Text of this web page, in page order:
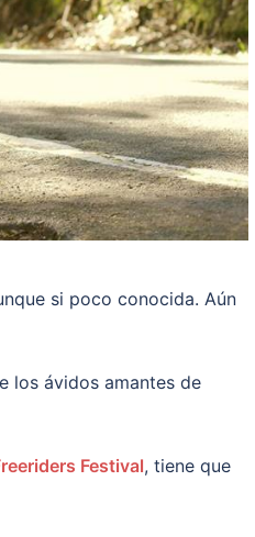
si poco conocida. Aún
los ávidos amantes de
Festival, tiene que